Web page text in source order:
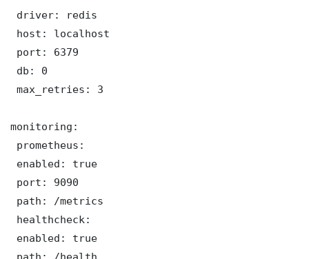
driver: redis
host: localhost
port: 6379
db: 0
max_retries: 3
monitoring:
prometheus:
enabled: true
port: 9090
path: /metrics
healthcheck:
enabled: true
path: /health